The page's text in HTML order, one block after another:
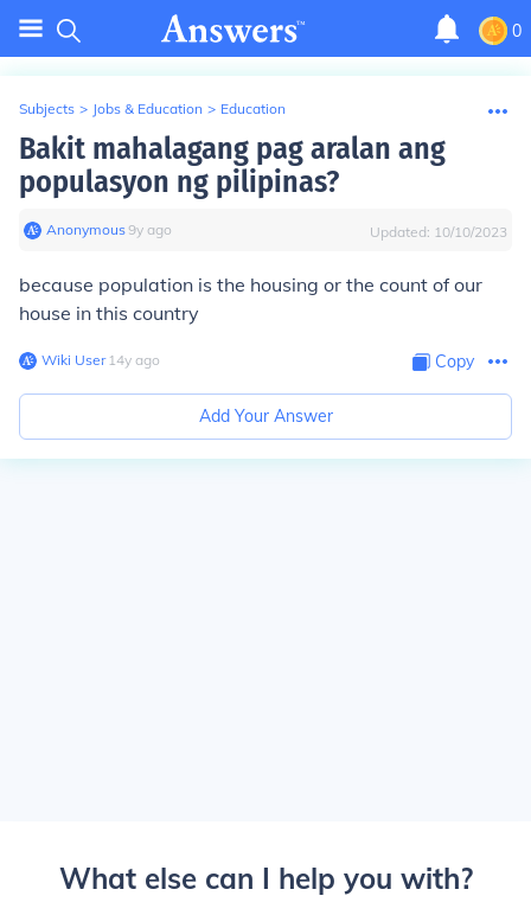
0
Subjects > Jobs & Education > Education
Bakit mahalagang pag aralan ang
populasyon ng pilipinas?
Anonymous∙9y ago Updated: 10/10/2023
because population is the housing or the count of our
house in this country
Wiki User∙14y ago Copy
Add Your Answer
What else can I help you with?